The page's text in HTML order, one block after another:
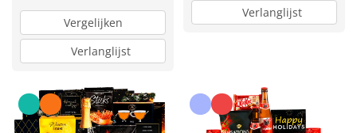
Vergelijken
Verlanglijst
Verlanglijst